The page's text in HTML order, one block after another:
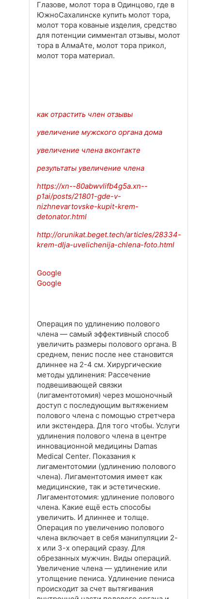
Глазове, молот тора в Одинцово, где в
ЮжноСахалинске купить молот тора,
молот тора кованые изделия, средство
для потенции симментал отзывы, молот
тора в АлмаАте, молот тора прикол,
молот тора материал.
как отрастить член отзывы
увеличение мужского органа дома
увеличение члена вконтакте
результаты увеличение члена
https://xn--80abwvlifb4g5a.xn--
p1ai/posts/21801-gde-v-
nizhnevartovske-kupit-krem-
detonator.html
http://orunikat.beget.tech/articles/28334-
krem-dlja-uvelichenija-chlena-foto.html
Google
Google
Операция по удлинению полового
члена — самый эффективный способ
увеличить размеры полового органа. В
среднем, пенис после нее становится
длиннее на 2-4 см. Хирургические
методы удлинения: Рассечение
подвешивающей связки
(лигаментотомия) через мошоночный
доступ с последующим вытяжением
полового члена с помощью стретчера
или экстендера. Для того чтобы. Услуги
удлинения полового члена в центре
инновационной медицины Damas
Medical Center. Показания к
лигаментотомии (удлинению полового
члена). Лигаментотомия имеет как
медицинские, так и эстетические.
Лигаментотомия: удлинение полового
члена. Какие ещё есть способы
увеличить. И длиннее и толще.
Операция по увеличению полового
члена включает в себя манипуляции 2-
х или 3-х операций сразу. Для
обрезанных мужчин. Виды операций.
Увеличение члена — удлинение или
утолщение пениса. Удлинение пениса
происходит за счет вытягивания